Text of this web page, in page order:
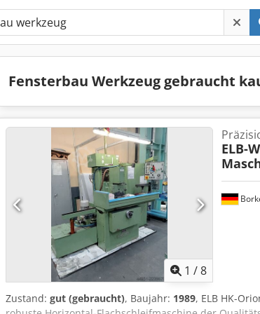
Fensterbau Werkzeug gebraucht
1 /8
ELB-
Zustand: gut (gebraucht), Baujahr: 1989, ELB HK-